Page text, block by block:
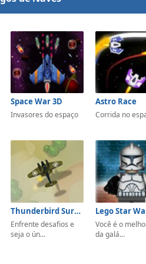
Space War 3D
Invasores do espaço
Astro Race
Corrida no
Thunderbird Survival
Enfrente desafios e
seja o ún...
Lego Star
Você é o
da galá...